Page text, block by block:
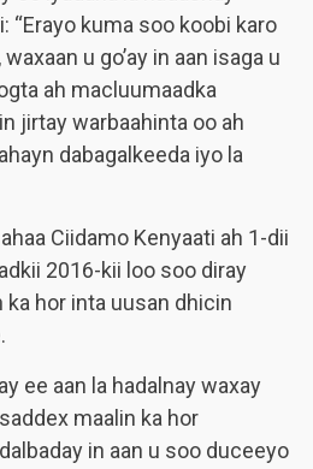
“Erayo kuma soo koobi karo
u go’ay in aan isaga u
ah macluumaadka
jirtay warbaahinta oo ah
dabagalkeeda iyo la
Ciidamo Kenyaati ah 1-dii
2016-kii loo soo diray
ka hor inta uusan dhicin
ee aan la hadalnay waxay
maalin ka hor
in aan u soo duceeyo